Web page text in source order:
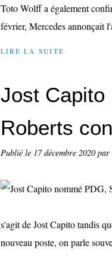
Toto Wolff a également
février, Mercedes annonçait
LIRE LA SUITE
Jost Capito
Roberts
Publié le 17 décembre 2020par
s'agit de Jost Capito tandis
nouveau poste, on parle